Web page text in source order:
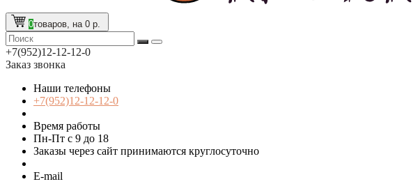
0товаров, на 0 р.
+7(952)12-12-12-0
Заказ звонка
Наши телефоны
+7(952)12-12-12-0
Время работы
Пн-Пт с 9 до 18
Заказы через сайт принимаются круглосуточно
E-mail